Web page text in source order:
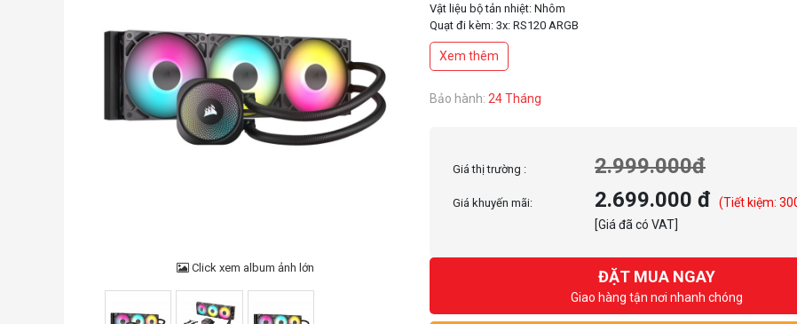
Click xem album ảnh lớn
Vật liệu bộ tản nhiệt: Nhôm
Quạt đi kèm: 3x: RS120 ARGB
Vòng bi quạt: Mái vòm từ tính
Tốc độ quạt tối đa: 0 - 2.100 vòng/phút ±10%
Xem thêm
Bảo hành: 24 Tháng
Giá thị trường : 2.999.000đ
Giá khuyến mãi: 2.699.000 đ
(Tiết kiệm:
[Giá đã có VAT]
ĐẶT MUA NGAY
Giao hàng tận nơi nhanh chóng